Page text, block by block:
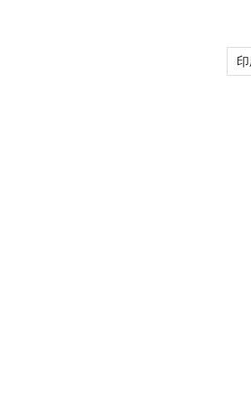
印